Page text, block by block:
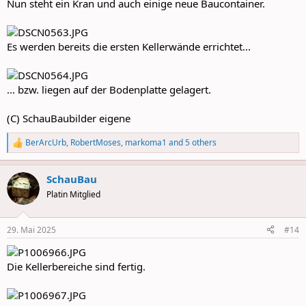
Nun steht ein Kran und auch einige neue Baucontainer.
Es werden bereits die ersten Kellerwände errichtet...
... bzw. liegen auf der Bodenplatte gelagert.
(C) SchauBaubilder eigene
R
e
a
c
t
i
s
:
BerArcUrb, RobertMoses, markoma1 and 5 others
SchauBau
Platin Mitglied
29. Mai 2025 #14
Die Kellerbereiche sind fertig.